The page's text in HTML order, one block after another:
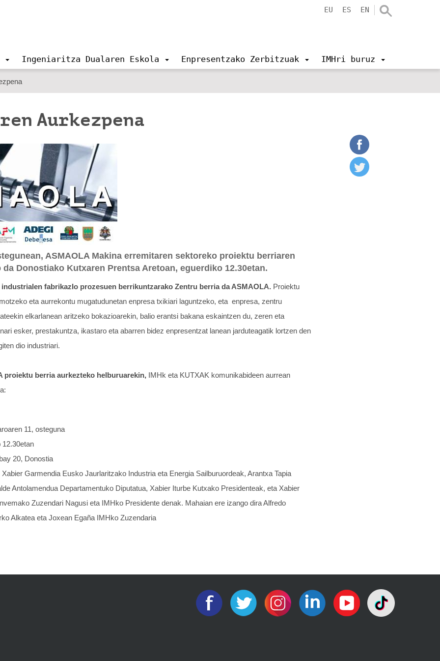
EU ES EN
Ingeniaritza Dualaren Eskola Enpresentzako Zerbitzuak IMHri buruz
Aurkezpena
ASMAOLA Makina erremitaren sektoreko proiektu berriaren
Donostiako Kutxaren Prentsa Aretoan, eguerdiko 12.30etan.
fabrikazIo prozesuen berrikuntzarako Zentru berria da ASMAOLA. Proiektu
eta aurrekontu mugatudunetan enpresa txikiari laguntzeko, eta enpresa, zentru
elkarlanean aritzeko bokazioarekin, balio erantsi bakana eskaintzen du, zeren eta
esker, prestakuntza, ikastaro eta abarren bidez enpresentzat lanean jarduteagatik lortzen den
dio industriari.
proiektu berria aurkezteko helburuarekin, IMHk eta KUTXAK komunikabideen aurrean
11, osteguna
20, Donostia
Xabier Garmendia Eusko Jaurlaritzako Industria eta Energia Sailburuordeak, Arantxa Tapia
Antolamendua Departamentuko Diputatua, Xabier Iturbe Kutxako Presidenteak, eta Xabier
Zuzendari Nagusi eta IMHko Presidente denak. Mahaian ere izango dira Alfredo
Alkatea eta Joxean Egaña IMHko Zuzendaria